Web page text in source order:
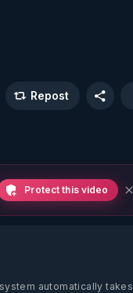
Repost
Protect this video
automatically takes